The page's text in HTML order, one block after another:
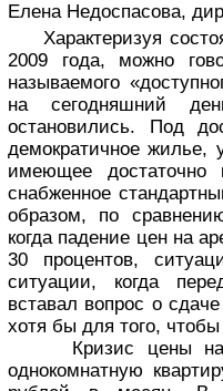
Елена Недоспасова,
Характеризуя
2009 года, можно
называемого
на сегодняшний
остановились. Под
демократичное жилье,
имеющее достаточно
снабженное
образом, по
когда падение цен на
30 процентов,
ситуации, когда
вставал вопрос о
хотя бы для того,
Кризис цены на
однокомнатную